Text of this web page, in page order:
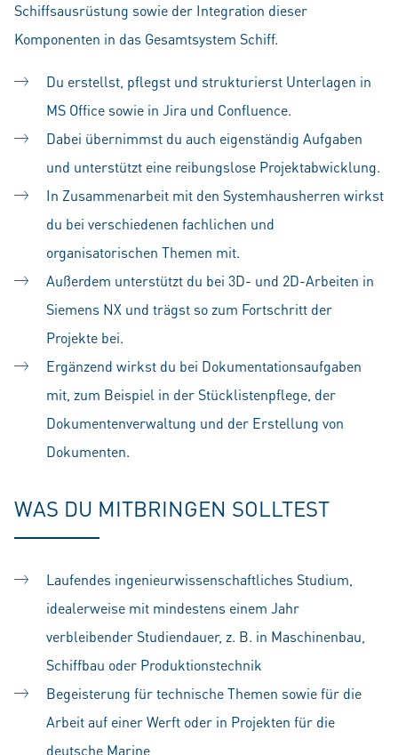
Schiffsausrüstung sowie der Integration dieser
Komponenten in das Gesamtsystem Schiff.
Du erstellst, pflegst und strukturierst Unterlagen in
MS Office sowie in Jira und Confluence.
Dabei übernimmst du auch eigenständig Aufgaben
und unterstützt eine reibungslose Projektabwicklung.
In Zusammenarbeit mit den Systemhausherren wirkst
du bei verschiedenen fachlichen und
organisatorischen Themen mit.
Außerdem unterstützt du bei 3D- und 2D-Arbeiten in
Siemens NX und trägst so zum Fortschritt der
Projekte bei.
Ergänzend wirkst du bei Dokumentationsaufgaben
mit, zum Beispiel in der Stücklistenpflege, der
Dokumentenverwaltung und der Erstellung von
Dokumenten.
WAS DU MITBRINGEN SOLLTEST
Laufendes ingenieurwissenschaftliches Studium,
idealerweise mit mindestens einem Jahr
verbleibender Studiendauer, z. B. in Maschinenbau,
Schiffbau oder Produktionstechnik
Begeisterung für technische Themen sowie für die
Arbeit auf einer Werft oder in Projekten für die
deutsche Marine